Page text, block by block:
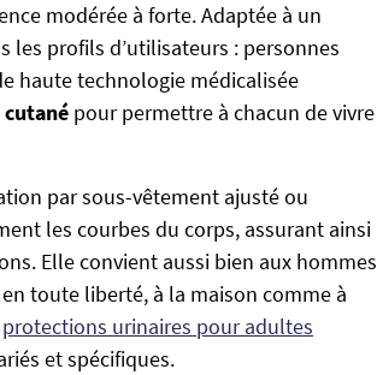
modérée à forte. Adaptée à un
les profils d’utilisateurs : personnes
haute technologie médicalisée
pour permettre à chacun de vivre
par sous-vêtement ajusté ou
les courbes du corps, assurant ainsi
Elle convient aussi bien aux hommes
toute liberté, à la maison comme à
protections urinaires pour adultes
et spécifiques.